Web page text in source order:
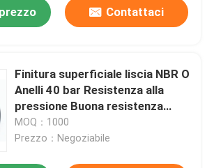
Contattaci
Finitura superficiale liscia NBR O
Anelli 40 bar Resistenza alla
pressione Buona resistenza
chimica
MOQ：1000
Prezzo：Negoziabile